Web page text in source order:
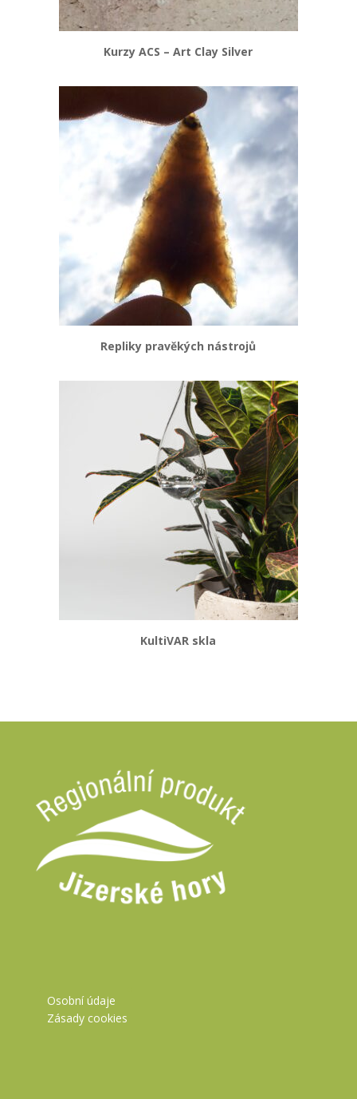
Kurzy ACS – Art Clay Silver
Repliky pravěkých nástrojů
KultiVAR skla
Osobní údaje
Zásady cookies